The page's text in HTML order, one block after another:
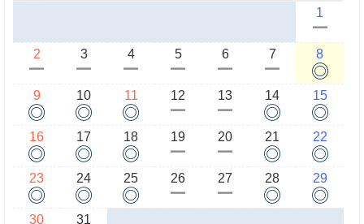
1
ー
2
ー
3
ー
4
ー
5
ー
6
ー
7
ー
8
◎
9
◎
10
◎
11
◎
12
ー
13
ー
14
◎
15
◎
16
◎
17
◎
18
◎
19
ー
20
ー
21
◎
22
◎
23
◎
24
◎
25
◎
26
ー
27
ー
28
◎
29
◎
30 31